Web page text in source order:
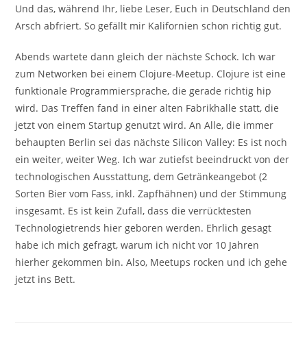
Und das, während Ihr, liebe Leser, Euch in Deutschland den
Arsch abfriert. So gefällt mir Kalifornien schon richtig gut.
Abends wartete dann gleich der nächste Schock. Ich war
zum Networken bei einem Clojure-Meetup. Clojure ist eine
funktionale Programmiersprache, die gerade richtig hip
wird. Das Treffen fand in einer alten Fabrikhalle statt, die
jetzt von einem Startup genutzt wird. An Alle, die immer
behaupten Berlin sei das nächste Silicon Valley: Es ist noch
ein weiter, weiter Weg. Ich war zutiefst beeindruckt von der
technologischen Ausstattung, dem Getränkeangebot (2
Sorten Bier vom Fass, inkl. Zapfhähnen) und der Stimmung
insgesamt. Es ist kein Zufall, dass die verrücktesten
Technologietrends hier geboren werden. Ehrlich gesagt
habe ich mich gefragt, warum ich nicht vor 10 Jahren
hierher gekommen bin. Also, Meetups rocken und ich gehe
jetzt ins Bett.